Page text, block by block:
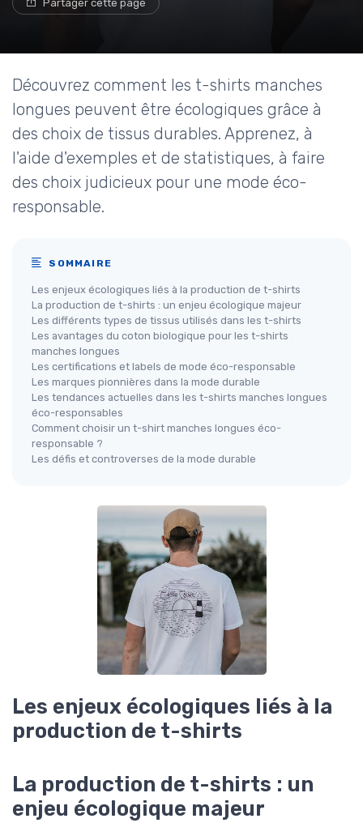
Partager cette page
Découvrez comment les t-shirts manches
longues peuvent être écologiques grâce à
des choix de tissus durables. Apprenez, à
l'aide d'exemples et de statistiques, à faire
des choix judicieux pour une mode éco-
responsable.
SOMMAIRE
Les enjeux écologiques liés à la production de t-shirts
La production de t-shirts : un enjeu écologique majeur
Les différents types de tissus utilisés dans les t-shirts
Les avantages du coton biologique pour les t-shirts
manches longues
Les certifications et labels de mode éco-responsable
Les marques pionnières dans la mode durable
Les tendances actuelles dans les t-shirts manches longues
éco-responsables
Comment choisir un t-shirt manches longues éco-
responsable ?
Les défis et controverses de la mode durable
Les enjeux écologiques liés à la
production de t-shirts
La production de t-shirts : un
enjeu écologique majeur